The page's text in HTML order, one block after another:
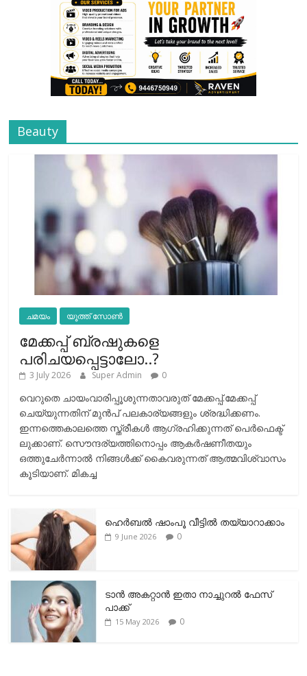
Beauty
ചമയം യൂത്ത് സോൺ
മേക്കപ്പ് ബ്രഷുകളെ
പരിചയപ്പെട്ടാലോ..?
3 July 2026 Super Admin 0
വെറുതെ ചായംവാരിപ്പൂശുന്നതാവരുത് മേക്കപ്പ്.മേക്കപ്പ്
ചെയ്യുന്നതിന് മുന്‍പ് പലകാര്യങ്ങളും ശ്രദ്ധിക്കണം.
ഇന്നത്തെകാലത്തെ സ്ത്രീകള്‍ ആഗ്രഹിക്കുന്നത് പെര്‍ഫെക്ട്
ലുക്കാണ്. സൌന്ദര്യത്തിനൊപ്പം ആകര്‍ഷണീതയും
ഒത്തുചേര്‍ന്നാല്‍ നിങ്ങള്‍ക്ക് കൈവരുന്നത് ആത്മവിശ്വാസം
കൂടിയാണ്. മികച്ച
ഹെര്‍ബല്‍ ഷാംപൂ വീട്ടില്‍ തയ്യാറാക്കാം
9 June 2026 0
ടാന്‍ അകറ്റാന്‍ ഇതാ നാച്ചുറല്‍ ഫേസ്
പാക്ക്
15 May 2026 0